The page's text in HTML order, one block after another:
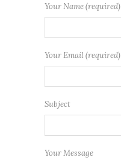
Your Name (required)
Your Email (required)
Subject
Your Message